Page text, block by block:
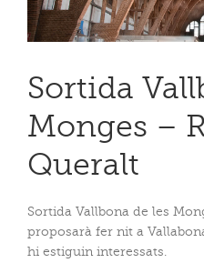
Sortida
Monges –
Queralt
Sortida Vallbona de les
proposarà fer nit a
hi estiguin interessats.